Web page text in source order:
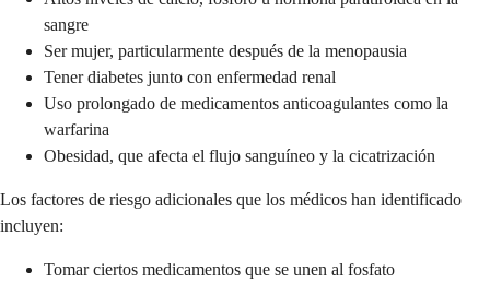
sangre
Ser mujer, particularmente después de la menopausia
Tener diabetes junto con enfermedad renal
Uso prolongado de medicamentos anticoagulantes como la
warfarina
Obesidad, que afecta el flujo sanguíneo y la cicatrización
Los factores de riesgo adicionales que los médicos han identificado
incluyen:
Tomar ciertos medicamentos que se unen al fosfato